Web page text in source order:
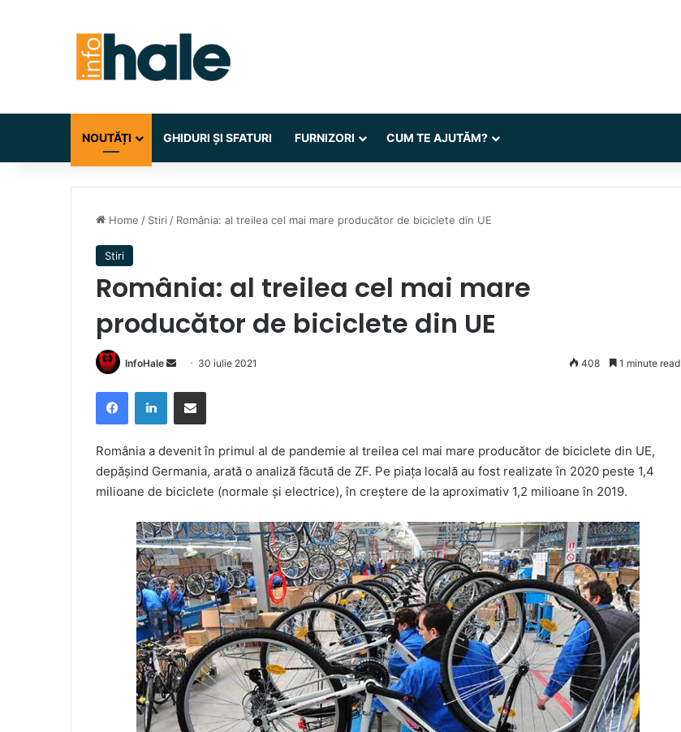
NOUTĂȚI GHIDURI ȘI SFATURI FURNIZORI CUM TE AJUTĂM?
Home / Stiri / România: al treilea cel mai mare producător de biciclete din UE
Stiri
România: al treilea cel mai mare
producător de biciclete din UE
InfoHale
Send
email
30 iulie 2021 408 1 minute read
FacebookLinkedInShare via Email
România a devenit în primul al de pandemie al treilea cel mai mare producător de biciclete din UE,
depăşind Germania, arată o analiză făcută de ZF. Pe piaţa locală au fost realizate în 2020 peste 1,4
milioane de biciclete (normale şi electrice), în creștere de la aproximativ 1,2 milioane în 2019.